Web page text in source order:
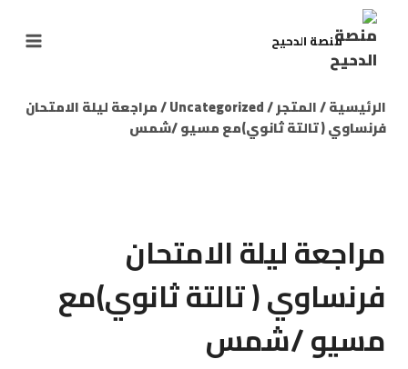
منصة الدحيح
الرئيسية/المتجر/
Uncategorized
/مراجعة ليلة الامتحان
فرنساوي ( تالتة ثانوي)مع مسيو /شمس
مراجعة ليلة الامتحان
فرنساوي ( تالتة ثانوي)مع
مسيو /شمس